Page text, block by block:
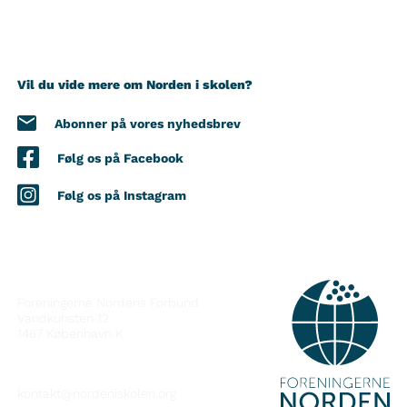
Vil du vide mere om Norden i skolen?
Abonner på vores nyhedsbrev
Følg os på Facebook
Følg os på Instagram